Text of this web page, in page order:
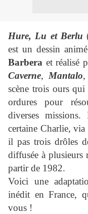
Hure, Lu et Berlu
est un dessin
Barbera et réalisé
Caverne, Mantalo,
scène trois ours
ordures pour
diverses
certaine Charlie,
il pas trois drôles
diffusée à plusieurs
partir de 1982.
Voici une
inédit en France,
vous !